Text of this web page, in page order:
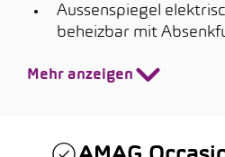
Aussenspiegel
beheizbar mit
Mehr anzeigen